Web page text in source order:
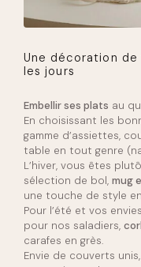
Une décoration
les jours
Embellir ses plats au
En choisissant les
gamme d’assiettes,
table en tout genre
L’hiver, vous êtes
sélection de bol, mug
une touche de style
Pour l’été et vos
pour nos saladiers,
carafes en grès.
Envie de couverts